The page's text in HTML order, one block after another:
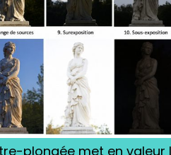
plongée met en valeur